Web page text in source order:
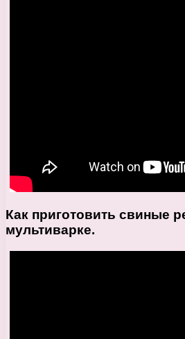
Как приготовить свиные
мультиварке.